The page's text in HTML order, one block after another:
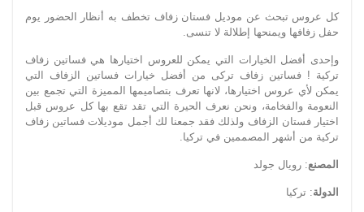
كل عروس تبحث عن موديل فستان زفاف تخطف به أنظار الحضور يوم
حفل زفافها ويمنحها إطلالة لا تنسى.
وإحدى أفضل الخيارات التي يمكن للعروس اختيارها هي فساتين زفاف
تركية ! فساتين زفاف تركى من أفضل خيارات فساتين الزفاف التي
يمكن لأي عروس اختيارها، لانها تعرف بتصاميمها المميزة التي تجمع بين
النعومة والفخامة، ونحن نعرف الحيرة التي تقد تقع بها كل عروس قبل
اختيار فستان الزفاف ولذلك فقد جمعنا لك أجمل موديلات فساتين زفاف
تركية من أشهر المصممين في تركيا.
المصنع: رويال جولد
الدولة: تركيا